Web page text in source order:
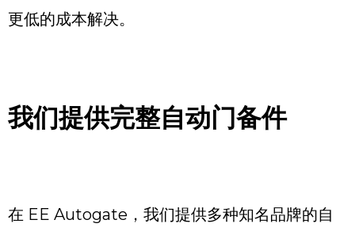
更低的成本解决。
我们提供完整自动门备件
在 EE Autogate，我们提供多种知名品牌的自